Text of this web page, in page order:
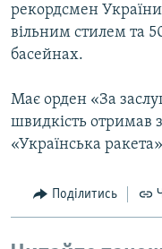
рекордсмен
вільним стилем та
басейнах.
Має орден «За
швидкість отримав
«Українська
Поділитись